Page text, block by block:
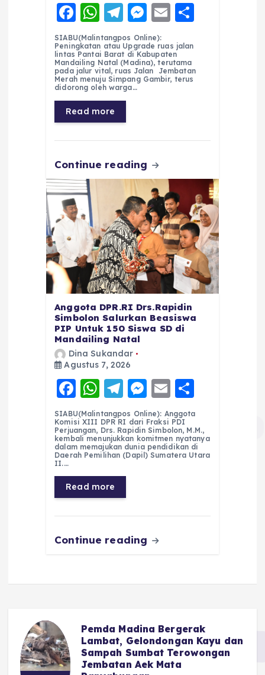
F
a
c
e
b
o
o
k
W
h
a
ts
A
p
p
T
el
e
g
r
a
m
M
e
ss
e
n
E
ai
l
re
SIABU(Malintangpos Online):
Peningkatan atau Upgrade ruas jalan
lintas Pantai Barat di Kabupaten
Mandailing Natal (Madina), terutama
pada jalur vital, ruas Jalan Jembatan
Merah menuju Simpang Gambir, terus
didorong oleh warga…
Read more
Continue reading
Anggota DPR.RI Drs.Rapidin
Simbolon Salurkan Beasiswa
PIP Untuk 150 Siswa SD di
Mandailing Natal
Dina Sukandar
Agustus 7, 2026
F
a
c
e
b
o
o
k
W
h
a
ts
A
p
p
T
el
e
g
r
a
m
M
e
ss
e
n
E
m
ai
l
h
a
re
SIABU(Malintangpos Online): Anggota
Komisi XIII DPR RI dari Fraksi PDI
Perjuangan, Drs. Rapidin Simbolon, M.M.,
kembali menunjukkan komitmen nyatanya
dalam memajukan dunia pendidikan di
Daerah Pemilihan (Dapil) Sumatera Utara
II.…
Read more
Continue reading
Pemda Madina Bergerak
Lambat, Gelondongan Kayu dan
Sampah Sumbat Terowongan
Jembatan Aek Mata